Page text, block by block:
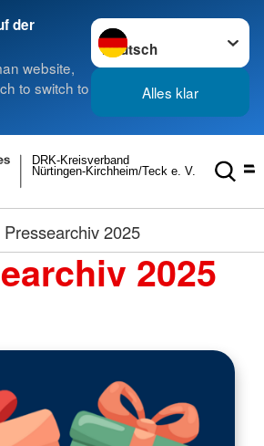
der
website,
to switch to
Sprache wechseln zu
Alles klar
Nürtingen-Kirchheim/Teck e. V.
DRK-Kreisverband
Pressearchiv 2025
2025